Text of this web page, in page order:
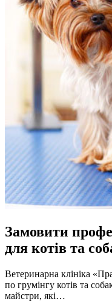
Замовити
для котів та
Ветеринарна клініка
по грумінгу котів та
майстри, які…